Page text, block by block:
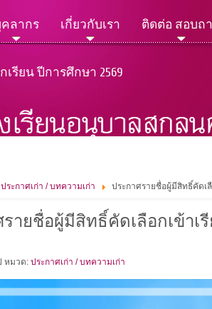
ลากร เกี่ยวกับเรา ติดต่อ สอบถ
รียน ปีการศึกษา 2569
ประกาศเก่า / บทความเก่า ประกาศรายชื่อผู้มีสิทธิ์คัดเ
ายชื่อผู้มีสิทธิ์คัดเลือกเข้าเ
หมวด: ประกาศเก่า / บทความเก่า